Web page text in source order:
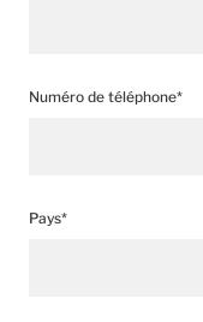
Numéro de téléphone*
Pays*